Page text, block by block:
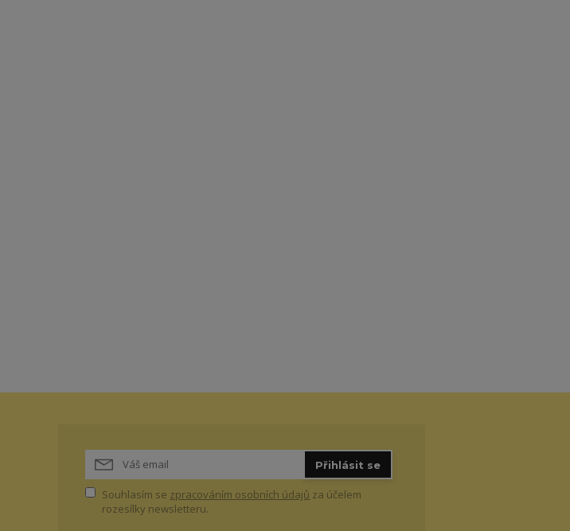
Přihlásit se
Souhlasím se zpracováním osobních údajů za účelem
rozesílky newsletteru.